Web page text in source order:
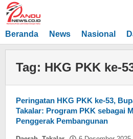
Lewati
ke
konten
Beranda News Nasional
Tag: HKG PKK ke-
Peringatan HKG PKK ke-53,
Takalar: Program PKK sebagai
Penggerak Pembangunan